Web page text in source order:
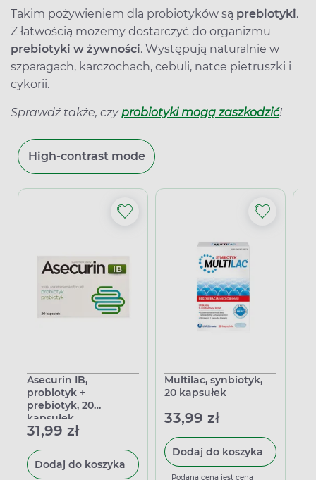
Takim pożywieniem dla probiotyków są prebiotyki.
Z łatwością możemy dostarczyć do organizmu
prebiotyki w żywności. Występują naturalnie w
szparagach, karczochach, cebuli, natce pietruszki i
cykorii.
Sprawdź także, czyprobiotyki mogą zaszkodzić!
High-contrast mode
Asecurin IB,
probiotyk +
prebiotyk, 20
kapsułek
31,99 zł
Dodaj do koszyka
Multilac, synbiotyk,
20 kapsułek
33,99 zł
Dodaj do koszyka
Podana cena jest ceną